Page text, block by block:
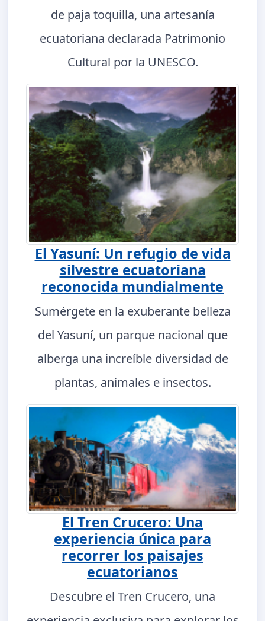
de paja toquilla, una artesanía
ecuatoriana declarada Patrimonio
Cultural por la UNESCO.
El Yasuní: Un refugio de vida
silvestre ecuatoriana
reconocida mundialmente
Sumérgete en la exuberante belleza
del Yasuní, un parque nacional que
alberga una increíble diversidad de
plantas, animales e insectos.
El Tren Crucero: Una
experiencia única para
recorrer los paisajes
ecuatorianos
Descubre el Tren Crucero, una